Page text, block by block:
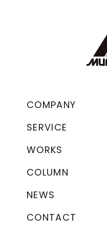
COMPANY
SERVICE
WORKS
COLUMN
NEWS
CONTACT